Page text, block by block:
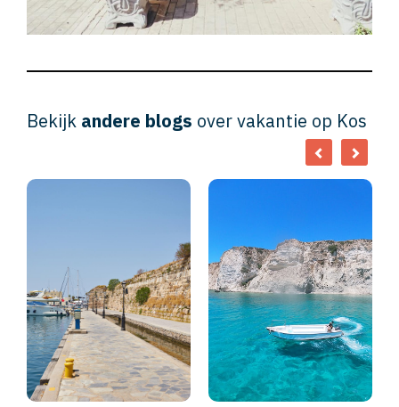
Bekijk andere blogs over vakantie op Kos